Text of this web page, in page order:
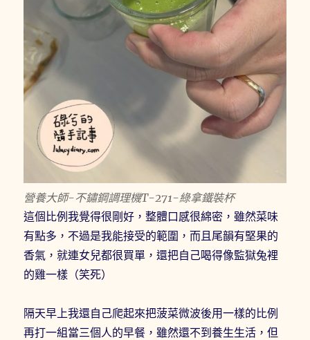
營養大師-不鏽鋼調理機T-271-綠拿鐵裝杯
這個比例我覺得很剛好，整體口感很綿密，雖然菜味
有點多，不過是我能接受的範圍，而且尾韻有堅果的
香氣，就連女兒都很買單，還把自己喝得像監獄兔裡
的雞一樣（笑死）
隔天早上我還自己爬起來把菠菜微波後用一樣的比例
再打一組當三個人的早餐，雖然還不到養生生活，但